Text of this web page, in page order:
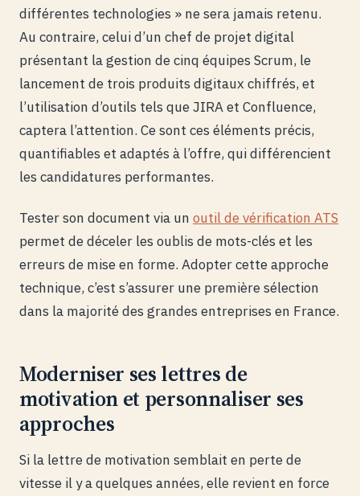
différentes technologies » ne sera jamais retenu.
Au contraire, celui d’un chef de projet digital
présentant la gestion de cinq équipes Scrum, le
lancement de trois produits digitaux chiffrés, et
l’utilisation d’outils tels que JIRA et Confluence,
captera l’attention. Ce sont ces éléments précis,
quantifiables et adaptés à l’offre, qui différencient
les candidatures performantes.
Tester son document via un outil de vérification ATS
permet de déceler les oublis de mots-clés et les
erreurs de mise en forme. Adopter cette approche
technique, c’est s’assurer une première sélection
dans la majorité des grandes entreprises en France.
Moderniser ses lettres de
motivation et personnaliser ses
approches
Si la lettre de motivation semblait en perte de
vitesse il y a quelques années, elle revient en force